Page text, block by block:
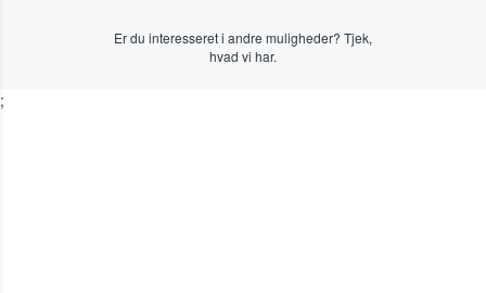
Er du interesseret i andre muligheder? Tjek,
hvad vi har.
;